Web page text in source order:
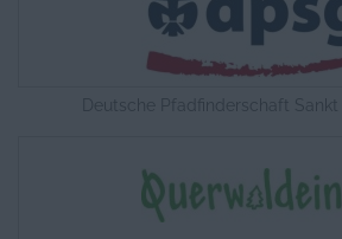
Deutsche Pfadfinderschaft Sankt